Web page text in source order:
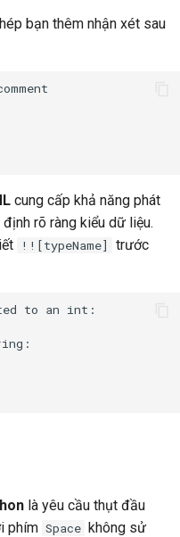
bạn thêm nhận xét sau
cung cấp khả năng phát
rõ ràng kiểu dữ liệu.
!![typeName]
trước
to an int:
là yêu cầu thụt đầu
phím Space không sử